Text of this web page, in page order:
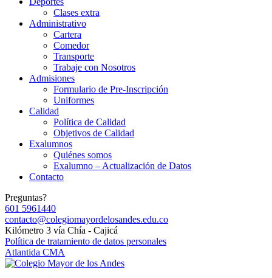
Clases extra
Administrativo
Cartera
Comedor
Transporte
Trabaje con Nosotros
Admisiones
Formulario de Pre-Inscripción
Uniformes
Calidad
Política de Calidad
Objetivos de Calidad
Exalumnos
Quiénes somos
Exalumno – Actualización de Datos
Contacto
Preguntas?
601 5961440
contacto@colegiomayordelosandes.edu.co
Kilómetro 3 vía Chía - Cajicá
Política de tratamiento de datos personales
Atlantida CMA